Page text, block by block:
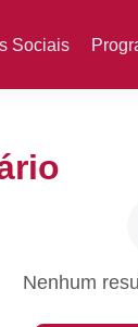
Sociais
Nenhum